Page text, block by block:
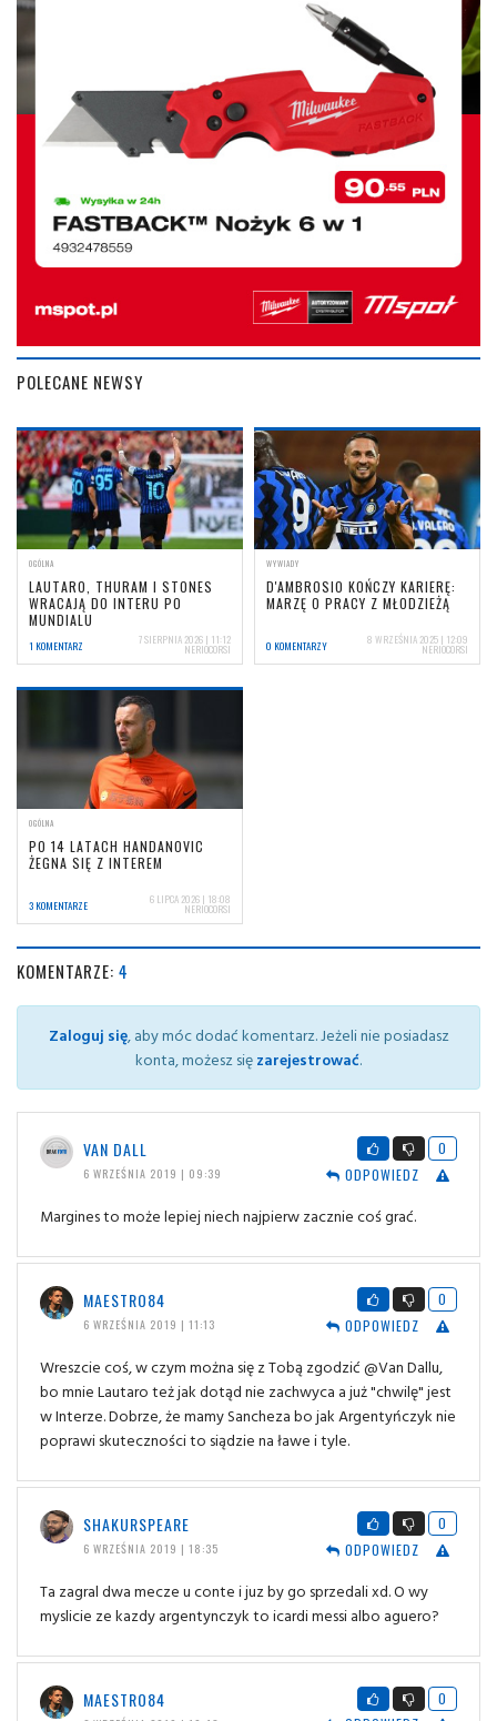
POLECANE NEWSY
OGÓLNA
LAUTARO, THURAM I STONES
WRACAJĄ DO INTERU PO
MUNDIALU
1 KOMENTARZ 7 SIERPNIA 2026 | 11:12
NERIOCORSI
WYWIADY
D'AMBROSIO KOŃCZY KARIERĘ:
MARZĘ O PRACY Z MŁODZIEŻĄ
0 KOMENTARZY 8 WRZEŚNIA 2025 | 12:09
NERIOCORSI
OGÓLNA
PO 14 LATACH HANDANOVIC
ŻEGNA SIĘ Z INTEREM
3 KOMENTARZE 6 LIPCA 2026 | 18:08
NERIOCORSI
KOMENTARZE: 4
Zaloguj się, aby móc dodać komentarz. Jeżeli nie posiadasz
konta, możesz sięzarejestrować.
VAN DALL
6 WRZEŚNIA 2019 | 09:39
0
ODPOWIEDZ
Margines to może lepiej niech najpierw zacznie coś grać.
MAESTRO84
6 WRZEŚNIA 2019 | 11:13
0
ODPOWIEDZ
Wreszcie coś, w czym można się z Tobą zgodzić @Van Dallu,
bo mnie Lautaro też jak dotąd nie zachwyca a już "chwilę" jest
w Interze. Dobrze, że mamy Sancheza bo jak Argentyńczyk nie
poprawi skuteczności to siądzie na ławe i tyle.
SHAKURSPEARE
6 WRZEŚNIA 2019 | 18:35
0
ODPOWIEDZ
Ta zagral dwa mecze u conte i juz by go sprzedali xd. O wy
myslicie ze kazdy argentynczyk to icardi messi albo aguero?
MAESTRO84
0